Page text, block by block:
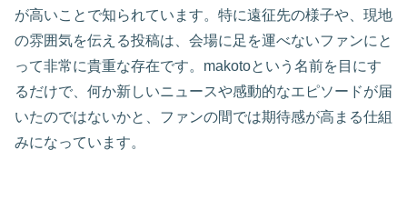
が高いことで知られています。特に遠征先の様子や、現地
の雰囲気を伝える投稿は、会場に足を運べないファンにと
って非常に貴重な存在です。makotoという名前を目にす
るだけで、何か新しいニュースや感動的なエピソードが届
いたのではないかと、ファンの間では期待感が高まる仕組
みになっています。